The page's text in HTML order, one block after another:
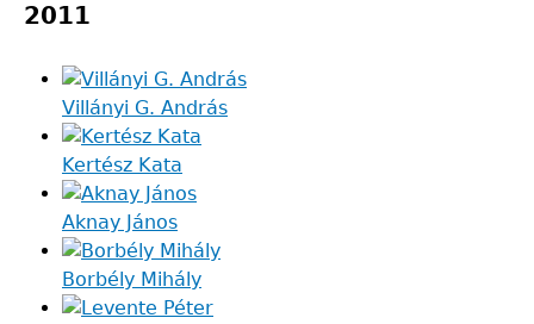
2011
Villányi G. András
Kertész Kata
Aknay János
Borbély Mihály